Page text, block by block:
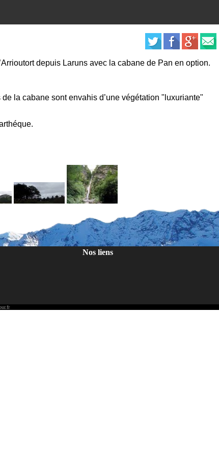
depuis Laruns avec la cabane de Pan en option.
la cabane sont envahis d’une végétation "luxuriante"
Nos liens